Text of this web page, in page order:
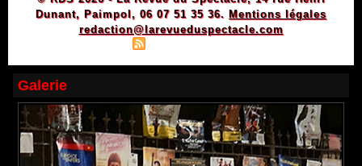
Dunant, Paimpol, 06 07 51 35 36. Mentions légales
redaction@larevueduspectacle.com
Galerie